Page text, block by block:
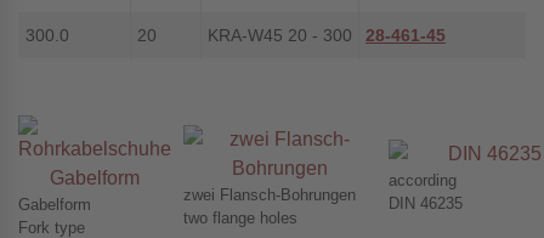
300.0 20 KRA-W45 20 - 300 28-461-45
Gabelform
Fork type
zwei Flansch-Bohrungen
two flange holes
according
DIN 46235